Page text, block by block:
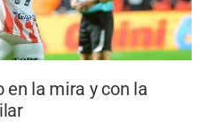
en la mira y con la